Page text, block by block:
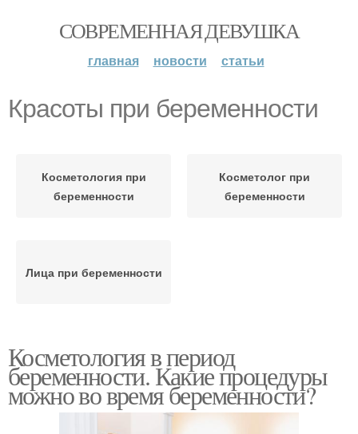
СОВРЕМЕННАЯ ДЕВУШКА
главная новости статьи
Красоты при беременности
Косметология при
беременности
Косметолог при
беременности
Лица при беременности
Косметология в период
беременности. Какие процедуры
можно во время беременности?